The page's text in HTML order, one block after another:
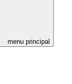
menu principal